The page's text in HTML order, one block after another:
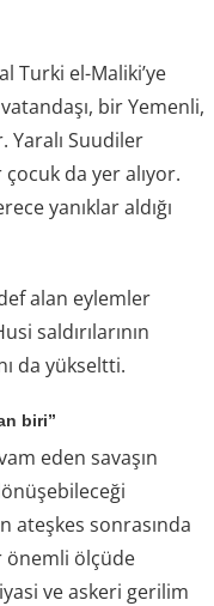
Turki el-Maliki’ye
bir Yemenli,
Yaralı Suudiler
çocuk da yer alıyor.
yanıklar aldığı
alan eylemler
saldırılarının
da yükseltti.
biri”
eden savaşın
ateşkes sonrasında
önemli ölçüde
ve askeri gerilim